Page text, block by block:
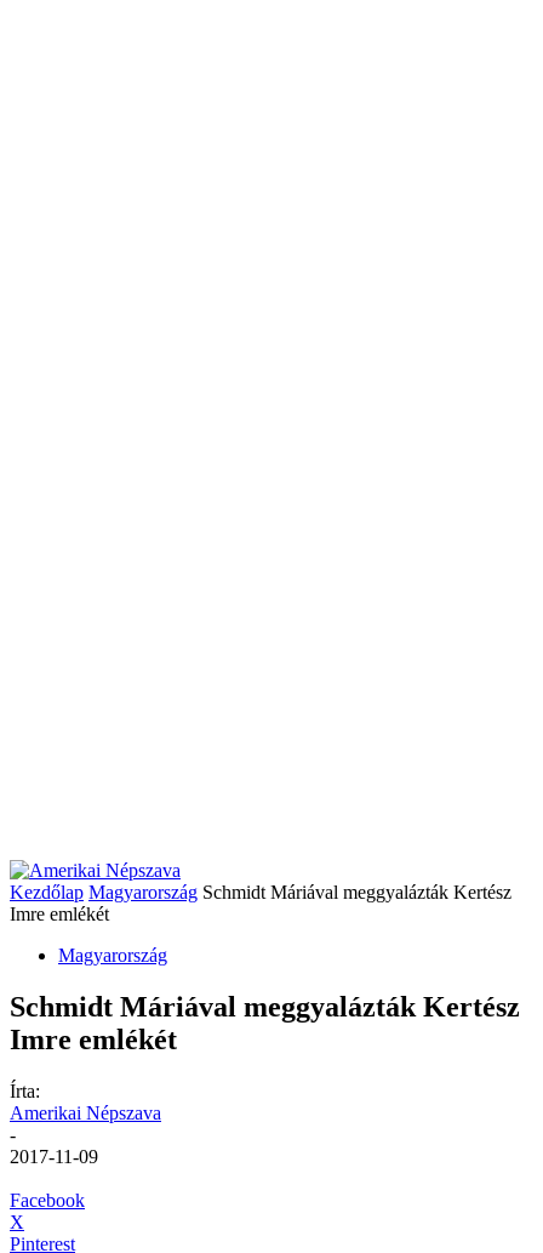
Kezdőlap Magyarország Schmidt Máriával meggyalázták Kertész
Imre emlékét
Magyarország
Schmidt Máriával meggyalázták Kertész
Imre emlékét
Írta:
Amerikai Népszava
-
2017-11-09
Facebook
X
Pinterest